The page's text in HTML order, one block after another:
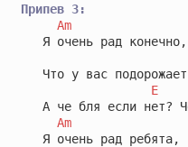
Припев 3:
Am
   Я очень рад конечно,
Что у вас
E
А че бля если нет?
Am
   Я очень рад ребята,